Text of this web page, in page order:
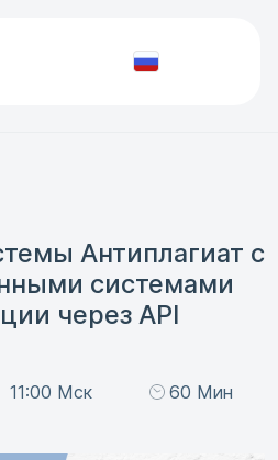
Антиплагиат с
системами
через API
11:00 Мск 60 Мин